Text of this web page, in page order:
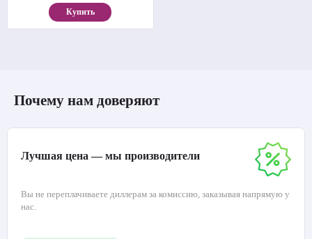
Купить
Почему нам доверяют
Лучшая цена — мы производители
Вы не переплачиваете диллерам за комиссию, заказывая напрямую у
нас.